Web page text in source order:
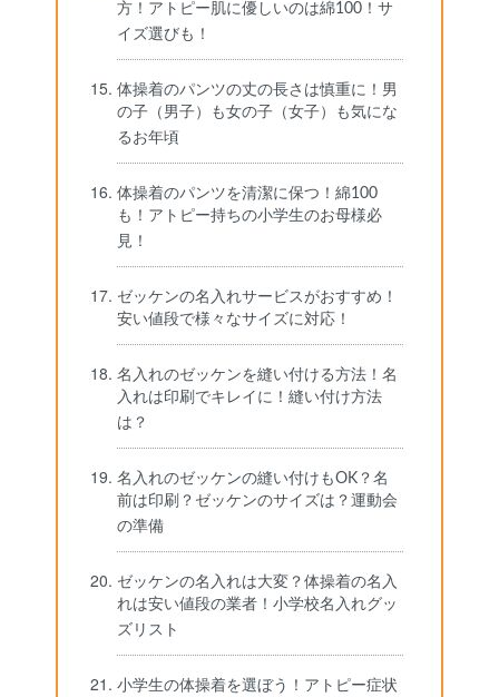
方！アトピー肌に優しいのは綿100！サ
イズ選びも！
体操着のパンツの丈の長さは慎重に！男
の子（男子）も女の子（女子）も気にな
るお年頃
体操着のパンツを清潔に保つ！綿100
も！アトピー持ちの小学生のお母様必
見！
ゼッケンの名入れサービスがおすすめ！
安い値段で様々なサイズに対応！
名入れのゼッケンを縫い付ける方法！名
入れは印刷でキレイに！縫い付け方法
は？
名入れのゼッケンの縫い付けもOK？名
前は印刷？ゼッケンのサイズは？運動会
の準備
ゼッケンの名入れは大変？体操着の名入
れは安い値段の業者！小学校名入れグッ
ズリスト
小学生の体操着を選ぼう！アトピー症状